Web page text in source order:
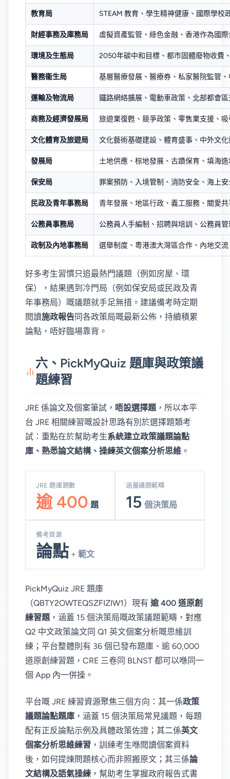
教育局 STEAM 教育、學生精神健康、國際學校
財經事務及庫務局 虛擬資產監管、綠色金融、香港作為國
環境及生態局 2050年碳中和目標、都市固體廢物收費
醫務衞生局 基層醫療發展、醫療券、私家醫院監管
運輸及物流局 鐵路網絡擴展、電動車政策、北部都會
商務及經濟發展局 旅遊業復甦、競爭政策、零售業支援、
文化體育及旅遊局 文化藝術基礎建設、體育盛事、中外文
發展局 土地供應、棕地發展、古蹟保育、填海
保安局 罪案預防、入境管制、消防安全、海上安
民政及青年事務局 青年發展、地區行政、義工服務、關愛
公務員事務局 公務員人手編制、招聘與培訓、公務員
政制及內地事務局 選舉制度、粵港澳大灣區合作、內地交
好多考生習慣只追最熱門議題（例如房屋、環
保），結果遇到冷門局（例如保安局或民政及青
年事務局）嘅議題就手足無措。建議備考時定期
閱讀施政報告同各政策局嘅最新公佈，持續積累
論點，唔好臨場靠背。
六、PickMyQuiz 題庫與政策議
題練習
JRE 係論文及個案筆試， 唔設選擇題，所以本平
台 JRE 相關練習嘅設計思路有別於選擇題類考
試：重點在於幫助考生系統建立政策議題論點
庫、熟悉論文結構、操練英文個案分析思維 。
JRE 題庫題數
逾 400 題
涵蓋議題範疇
15 個決策局
備考資源
論點 + 範文
PickMyQuiz JRE 題庫
（QBTY2OWTEQSZFIZIW1）現有 逾 400 道原創
練習題，涵蓋 15 個決策局嘅政策議題範疇，對應
Q2 中文政策論文同 Q1 英文個案分析嘅思維訓
練；平台整體則有 36 個已發布題庫、逾 60,000
道原創練習題，CRE 三卷同 BLNST 都可以喺同一
個 App 內一併操。
平台嘅 JRE 練習資源聚焦三個方向：其一係政策
議題論點題庫 ，涵蓋 15 個決策局常見議題，每題
配有正反論點示例及具體政策佐證；其二係英文
個案分析思維練習 ，訓練考生喺閱讀個案資料
後，如何提煉問題核心而非照搬原文；其三係論
文結構及語氣操練 ，幫助考生掌握政府報告式書